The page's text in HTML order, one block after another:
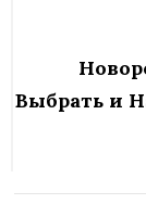
Выбрать и